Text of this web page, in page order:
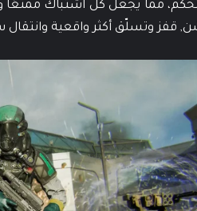
مما يجعل كل اشتباك ممتعًا
قفز وتسلّق أكثر واقعية وانتقال